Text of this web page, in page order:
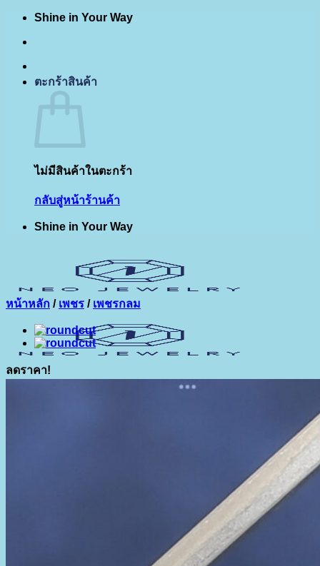
ข้าม
Shine in Your Way
ตะกร้าสินค้า
ไม่มีสินค้าในตะกร้า
กลับสู่หน้าร้านค้า
Shine in Your Way
หน้าหลัก / เพชร / เพชรกลม
ลดราคา!